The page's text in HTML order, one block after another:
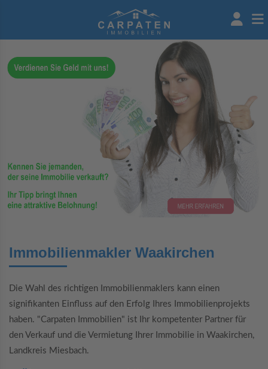
Immobilienmakler Waakirchen
Die Wahl des richtigen Immobilienmaklers kann einen
signifikanten Einfluss auf den Erfolg Ihres Immobilienprojekts
haben. "Carpaten Immobilien" ist Ihr kompetenter Partner für
den Verkauf und die Vermietung Ihrer Immobilie in Waakirchen,
Landkreis Miesbach.